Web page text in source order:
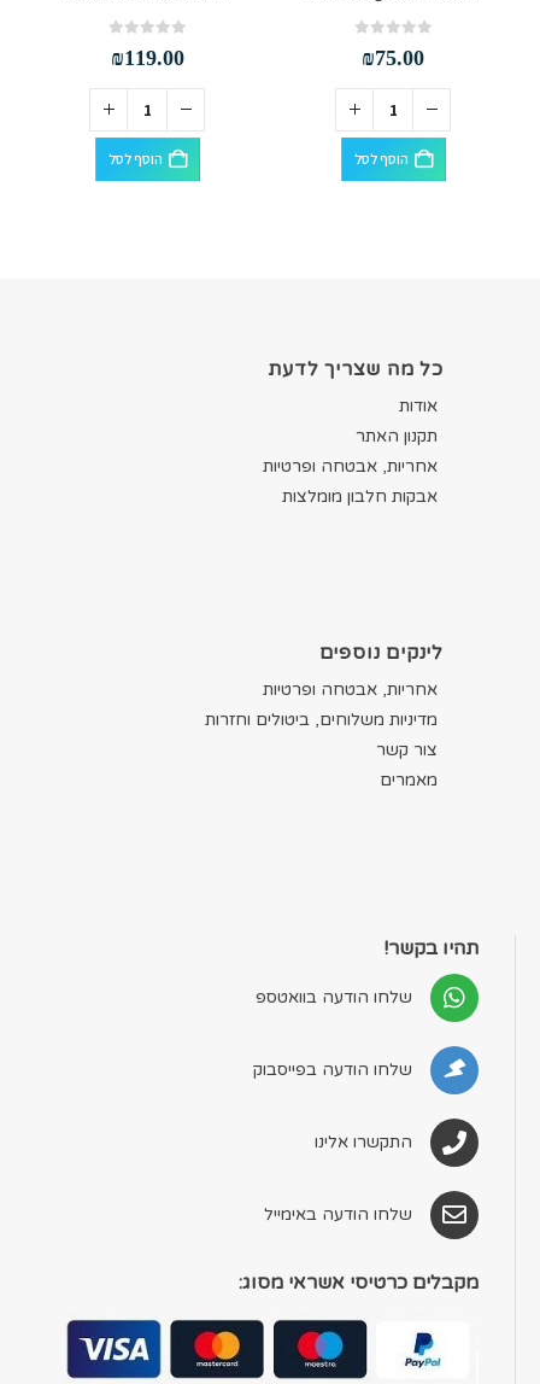
₪75.00
הוסף לסל
₪119.00
הוסף לסל
כל מה שצריך לדעת
אודות
תקנון האתר
אחריות, אבטחה ופרטיות
אבקות חלבון מומלצות
לינקים נוספים
אחריות, אבטחה ופרטיות
מדיניות משלוחים, ביטולים וחזרות
צור קשר
מאמרים
תהיו בקשר!
שלחו הודעה בוואטספ
שלחו הודעה בפייסבוק
התקשרו אלינו
שלחו הודעה באימייל
מקבלים כרטיסי אשראי מסוג: